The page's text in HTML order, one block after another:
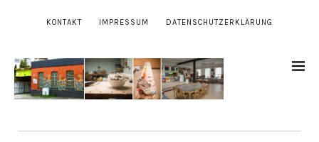
KONTAKT IMPRESSUM DATENSCHUTZERKLÄRUNG